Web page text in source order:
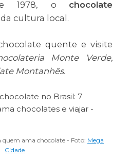
1978, o chocolate
cultura local.
quente e visite
Monte Verde,
Montanhês.
quem ama chocolate - Foto: Mega
Cidade